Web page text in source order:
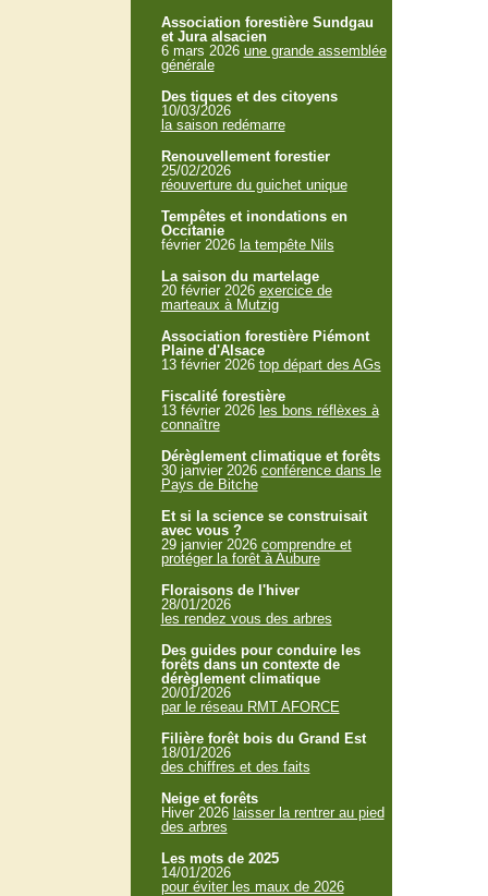
Association forestière Sundgau
et Jura alsacien
6 mars 2026 une grande assemblée
générale
Des tiques et des citoyens
10/03/2026
la saison redémarre
Renouvellement forestier
25/02/2026
réouverture du guichet unique
Tempêtes et inondations en
Occitanie
février 2026 la tempête Nils
La saison du martelage
20 février 2026 exercice de
marteaux à Mutzig
Association forestière Piémont
Plaine d'Alsace
13 février 2026 top départ des AGs
Fiscalité forestière
13 février 2026 les bons réflèxes à
connaître
Dérèglement climatique et forêts
30 janvier 2026 conférence dans le
Pays de Bitche
Et si la science se construisait
avec vous ?
29 janvier 2026 comprendre et
protéger la forêt à Aubure
Floraisons de l'hiver
28/01/2026
les rendez vous des arbres
Des guides pour conduire les
forêts dans un contexte de
dérèglement climatique
20/01/2026
par le réseau RMT AFORCE
Filière forêt bois du Grand Est
18/01/2026
des chiffres et des faits
Neige et forêts
Hiver 2026 laisser la rentrer au pied
des arbres
Les mots de 2025
14/01/2026
pour éviter les maux de 2026